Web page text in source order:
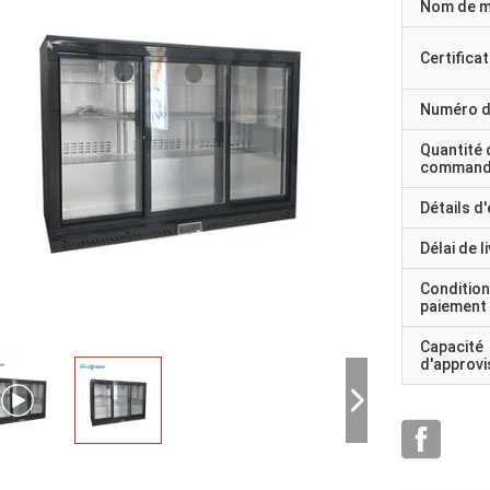
Nom de
Numéro
Quantité
Détails
Délai de
paiement
Capacité